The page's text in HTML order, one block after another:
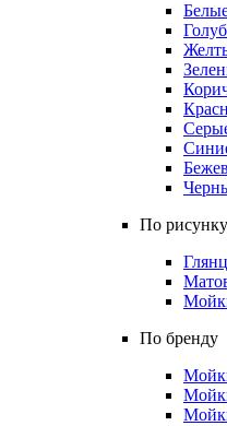
По рисунку
По бренду